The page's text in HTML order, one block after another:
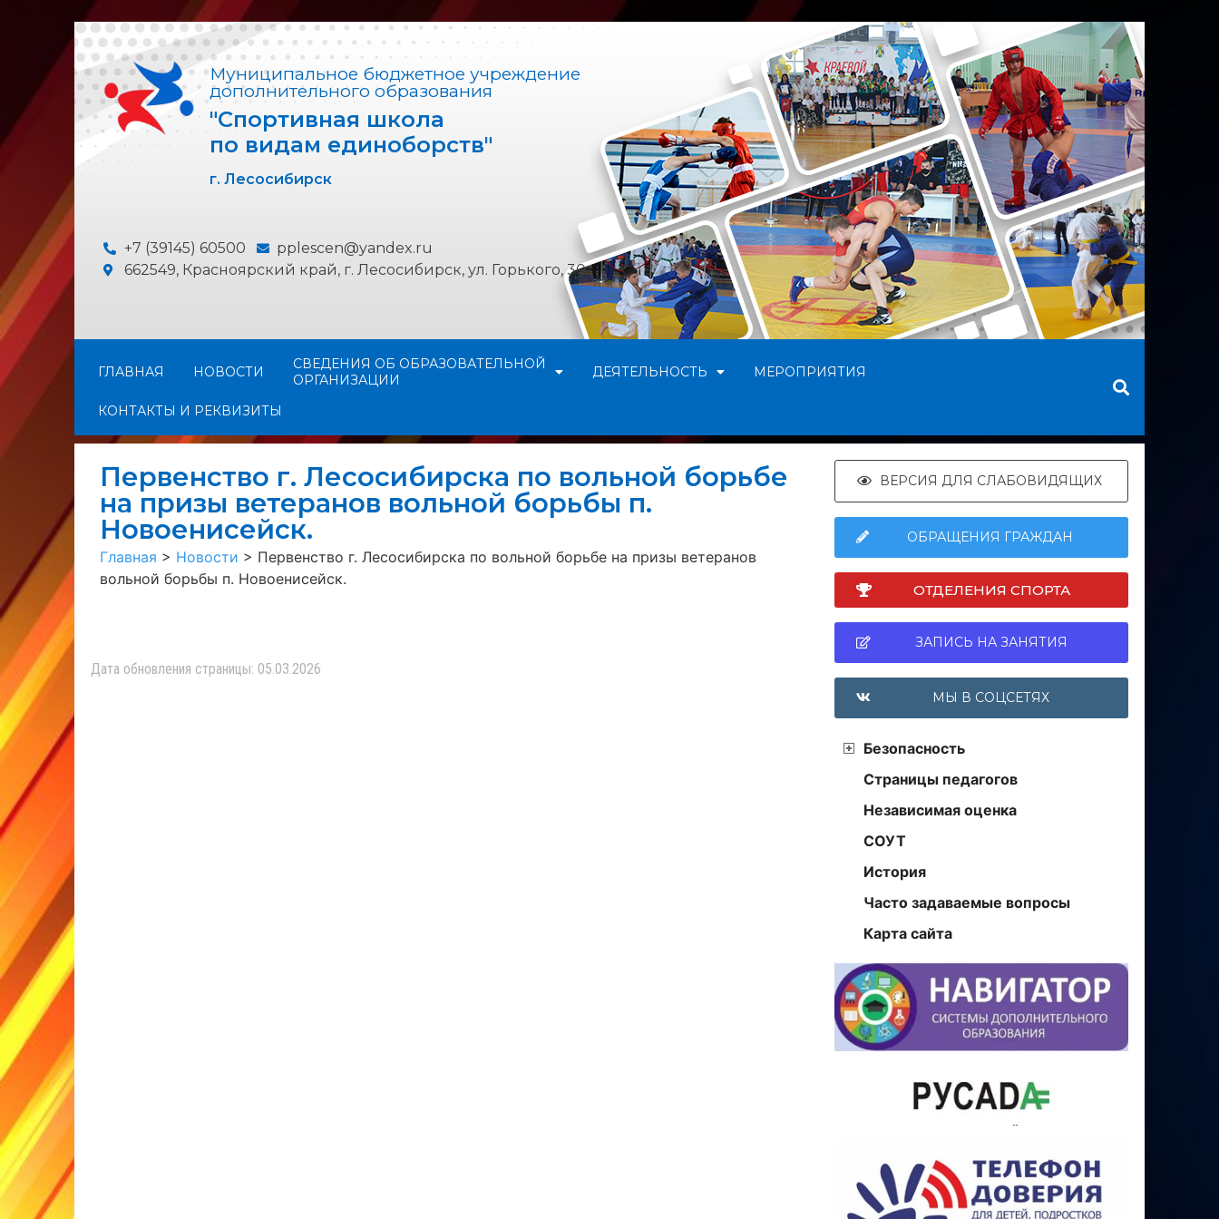
Муниципальное бюджетное учреждение
дополнительного образования
"Спортивная школа
по видам единоборств"
г. Лесосибирск
+7 (39145) 60500
pplescen@yandex.ru
662549, Красноярский край, г. Лесосибирск, ул. Горького, 30
ГЛАВНАЯ НОВОСТИ
СВЕДЕНИЯ ОБ ОБРАЗОВАТЕЛЬНОЙ
ОРГАНИЗАЦИИ
ДЕЯТЕЛЬНОСТЬ МЕРОПРИЯТИЯ
КОНТАКТЫ И РЕКВИЗИТЫ
Первенство г. Лесосибирска по вольной борьбе
на призы ветеранов вольной борьбы п.
Новоенисейск.
Главная > Новости > Первенство г. Лесосибирска по вольной борьбе на призы ветеранов
вольной борьбы п. Новоенисейск.
Дата обновления страницы: 05.03.2026
ВЕРСИЯ ДЛЯ СЛАБОВИДЯЩИХ
ОБРАЩЕНИЯ ГРАЖДАН
ОТДЕЛЕНИЯ СПОРТА
ЗАПИСЬ НА ЗАНЯТИЯ
МЫ В СОЦСЕТЯХ
Безопасность
Страницы педагогов
Независимая оценка
СОУТ
История
Часто задаваемые вопросы
Карта сайта